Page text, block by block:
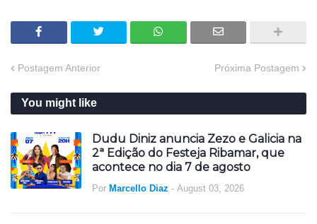
Postagem Anterior Próxima Postagem
You might like
Dudu Diniz anuncia Zezo e Galicia na
2ª Edição do Festeja Ribamar, que
acontece no dia 7 de agosto
Por Marcello Diaz - August 03, 2026